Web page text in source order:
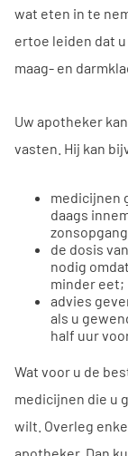
wat eten in te
ertoe leiden dat
maag- en
Uw apotheker
vasten. Hij kan
medicijnen
daags
de dosis
nodig
minder eet;
advies
als u
half uur
Wat voor u de
medicijnen die u
wilt. Overleg
apotheker. Dan